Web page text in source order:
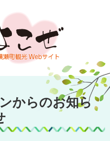
ーデン
からのお知ら